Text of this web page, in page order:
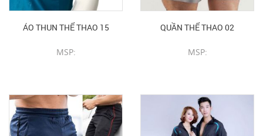
ÁO THUN THỂ THAO 15
MSP:
QUẦN THỂ THAO 02
MSP: